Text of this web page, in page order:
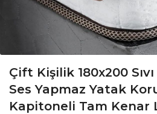
Çift Kişilik 180x200
Ses Yapmaz Yatak
Kapitoneli Tam Kenar